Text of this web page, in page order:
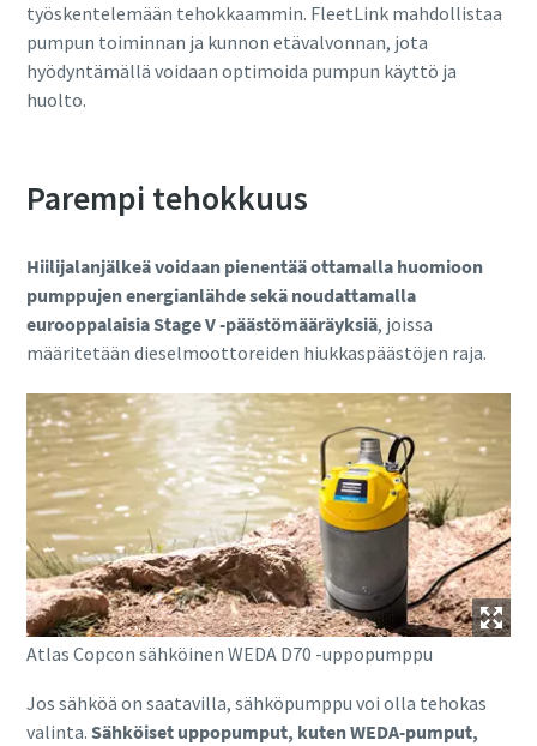
työskentelemään tehokkaammin. FleetLink mahdollistaa
pumpun toiminnan ja kunnon etävalvonnan, jota
hyödyntämällä voidaan optimoida pumpun käyttö ja
huolto.
Parempi tehokkuus
Hiilijalanjälkeä voidaan pienentää ottamalla huomioon
pumppujen energianlähde sekä noudattamalla
eurooppalaisia Stage V -päästömääräyksiä, joissa
määritetään dieselmoottoreiden hiukkaspäästöjen raja.
Atlas Copcon sähköinen WEDA D70 -uppopumppu
Jos sähköä on saatavilla, sähköpumppu voi olla tehokas
valinta. Sähköiset uppopumput, kuten WEDA-pumput,